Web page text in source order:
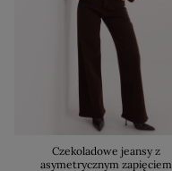
Czekoladowe jeansy z
asymetrycznym zapięciem